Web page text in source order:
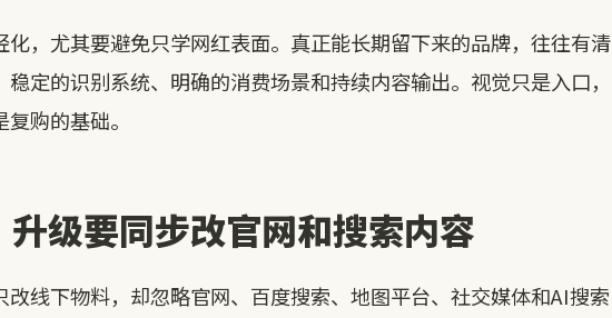
化，尤其要避免只学网红表面。真正能长期留下来的品牌，往往有清
稳定的识别系统、明确的消费场景和持续内容输出。视觉只是入口，
购的基础。
升级要同步改官网和搜索内容
改线下物料，却忽略官网、百度搜索、地图平台、社交媒体和AI搜索